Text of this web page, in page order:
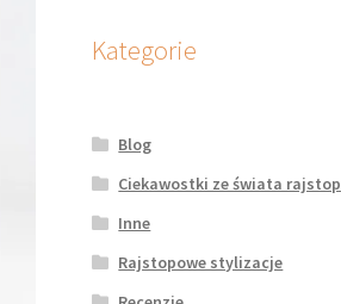
Kategorie
Blog
Ciekawostki ze świata rajstop
Inne
Rajstopowe stylizacje